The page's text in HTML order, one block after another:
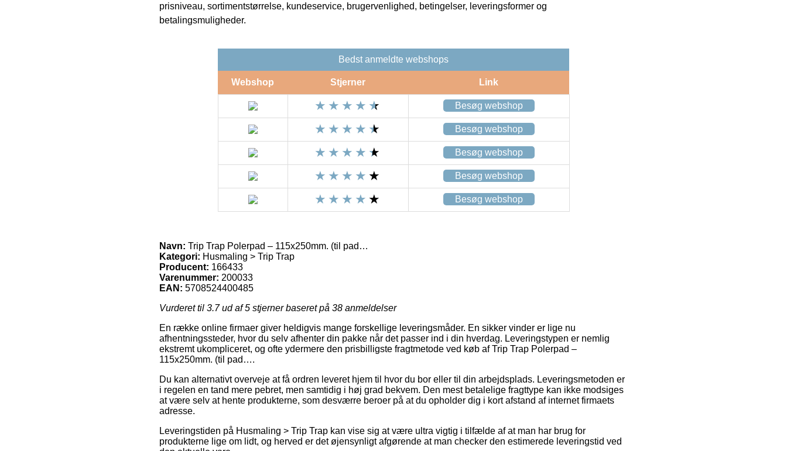
prisniveau, sortimentstørrelse, kundeservice, brugervenlighed, betingelser, leveringsformer og
betalingsmuligheder.
Bedst anmeldte webshops
Webshop Stjerner Link
Besøg webshop
Besøg webshop
Besøg webshop
Besøg webshop
Besøg webshop
Navn: Trip Trap Polerpad – 115x250mm. (til pad…
Kategori: Husmaling > Trip Trap
Producent: 166433
Varenummer: 200033
EAN: 5708524400485
Vurderet til 3.7ud af 5 stjerner baseret på 38 anmeldelser
En række online firmaer giver heldigvis mange forskellige leveringsmåder. En sikker vinder er lige nu
afhentningssteder, hvor du selv afhenter din pakke når det passer ind i din hverdag. Leveringstypen er nemlig
ekstremt ukompliceret, og ofte ydermere den prisbilligste fragtmetode ved køb af Trip Trap Polerpad –
115x250mm. (til pad….
Du kan alternativt overveje at få ordren leveret hjem til hvor du bor eller til din arbejdsplads. Leveringsmetoden er
i regelen en tand mere pebret, men samtidig i høj grad bekvem. Den mest betalelige fragttype kan ikke modsiges
at være selv at hente produkterne, som desværre beroer på at du opholder dig i kort afstand af internet firmaets
adresse.
Leveringstiden på Husmaling > Trip Trap kan vise sig at være ultra vigtig i tilfælde af at man har brug for
produkterne lige om lidt, og herved er det øjensynligt afgørende at man checker den estimerede leveringstid ved